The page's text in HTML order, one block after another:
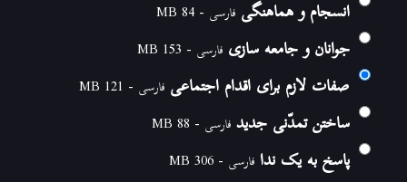
انسجام و هماهنگی فارسی - 84 MB
جوانان و جامعه سازی فارسی - 153 MB
صفات لازم برای اقدام اجتماعی فارسی - 121 MB
ساختن تمدّنی جدیدفارسی - 88 MB
پاسخ به یک ندا فارسی - 306 MB